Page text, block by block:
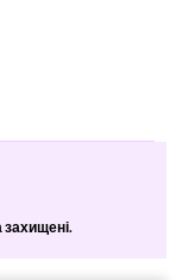
захищені.